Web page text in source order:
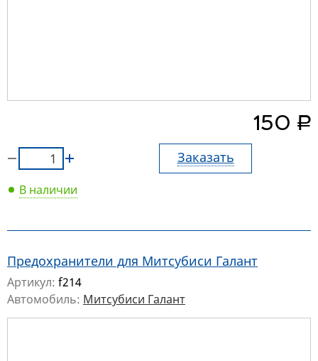
150 руб.
Заказать
В наличии
Предохранители для Митсубиси Галант
Артикул: f214
Автомобиль: Митсубиси Галант